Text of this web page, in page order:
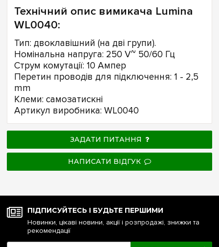
Технічний опис вимикача Lumina
WL0040:
Тип: двоклавішний (на дві групи).
Номінальна напруга: 250 V~ 50/60 Гц
Струм комутації: 10 Ампер
Перетин проводів для підключення: 1 - 2,5
mm
Клеми: самозатискні
Артикул виробника: WL0040
ЗАДАТИ ПИТАННЯ
НАПИСАТИ ВІДГУК
ПІДПИСУЙТЕСЬ І БУДЬТЕ ПЕРШИМИ
Новинки, цікаві новини, акції і розпродажі, знижки та
рекомендації